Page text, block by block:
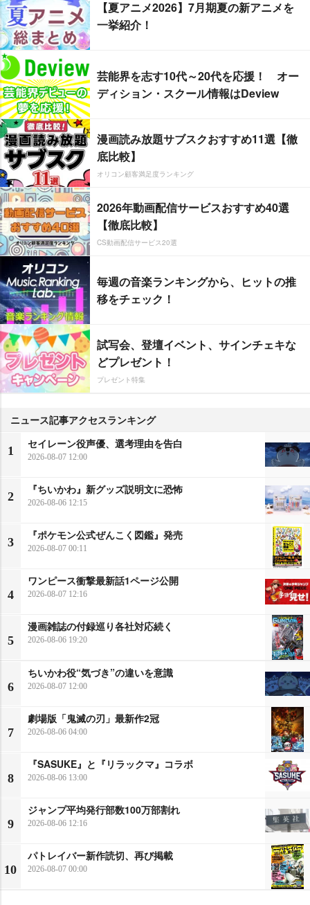
【夏アニメ2026】7月期夏の新アニメを
一挙紹介！
芸能界を志す10代～20代を応援！ オー
ディション・スクール情報はDeview
漫画読み放題サブスクおすすめ11選【徹
底比較】
オリコン顧客満足度ランキング
2026年動画配信サービスおすすめ40選
【徹底比較】
CS動画配信サービス20選
毎週の音楽ランキングから、ヒットの推
移をチェック！
試写会、登壇イベント、サインチェキな
どプレゼント！
プレゼント特集
ニュース記事アクセスランキング
1
セイレーン役声優、選考理由を告白
2026-08-07 12:00
2
『ちいかわ』新グッズ説明文に恐怖
2026-08-06 12:15
3
『ポケモン公式ぜんこく図鑑』発売
2026-08-07 00:11
4
ワンピース衝撃最新話1ページ公開
2026-08-07 12:16
5
漫画雑誌の付録巡り各社対応続く
2026-08-06 19:20
6
ちいかわ役“気づき”の違いを意識
2026-08-07 12:00
7
劇場版「鬼滅の刃」最新作2冠
2026-08-06 04:00
8
『SASUKE』と『リラックマ』コラボ
2026-08-06 13:00
9
ジャンプ平均発行部数100万部割れ
2026-08-06 12:16
10
パトレイバー新作読切、再び掲載
2026-08-07 00:00